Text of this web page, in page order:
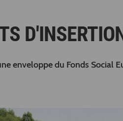
enveloppe du Fonds Social